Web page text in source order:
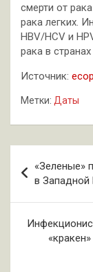
смерти от
рака легких.
HBV/HCV и
рака в
Источник:
Метки: Даты
по
записям
«Зеленые»
в Западной